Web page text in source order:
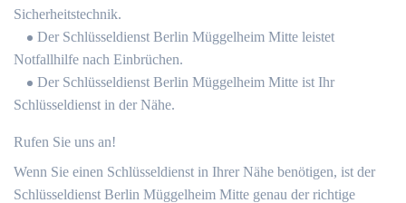
Sicherheitstechnik.
Der Schlüsseldienst Berlin Müggelheim Mitte leistet
Notfallhilfe nach Einbrüchen.
Der Schlüsseldienst Berlin Müggelheim Mitte ist Ihr
Schlüsseldienst in der Nähe.
Rufen Sie uns an!
Wenn Sie einen Schlüsseldienst in Ihrer Nähe benötigen, ist der
Schlüsseldienst Berlin Müggelheim Mitte genau der richtige